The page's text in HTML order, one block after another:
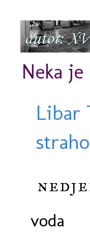
Neka
Libar
voda